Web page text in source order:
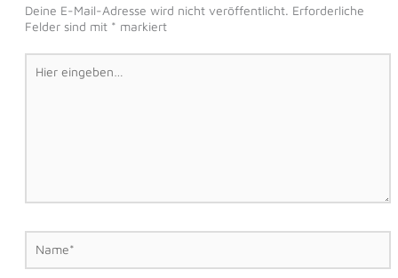
Deine E-Mail-Adresse wird nicht veröffentlicht. Erforderliche
Felder sind mit * markiert
Hier
eingeben…
Name*